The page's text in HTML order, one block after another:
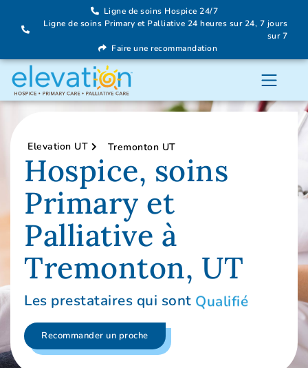
Ligne de soins Hospice 24/7
Ligne de soins Primary et Palliative 24 heures sur 24, 7 jours
sur 7
Faire une recommandation
Elevation UT Tremonton UT
Hospice, soins
Primary et
Palliative à
Tremonton, UT
Les prestataires qui sont Qualifié
Recommander un proche